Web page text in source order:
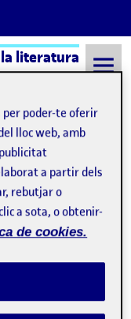
literatura
pm
per poder-te oferir
lloc web, amb
a partir dels
rebutjar o
a sota, o obtenir-
de cookies.